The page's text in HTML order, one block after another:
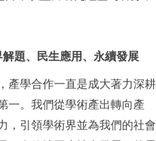
題、民生應用、永續發展
產學合作一直是成大著力深耕
一。我們從學術產出轉向產
，引領學術界並為我們的社會